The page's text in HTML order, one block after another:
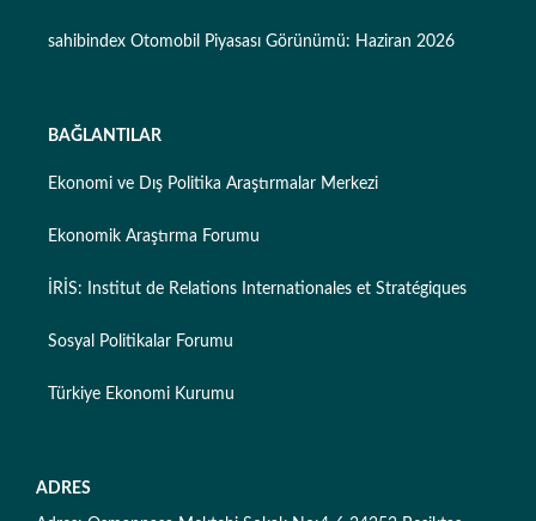
sahibindex Otomobil Piyasası Görünümü: Haziran 2026
BAĞLANTILAR
Ekonomi ve Dış Politika Araştırmalar Merkezi
Ekonomik Araştırma Forumu
İRİS: Institut de Relations Internationales et Stratégiques
Sosyal Politikalar Forumu
Türkiye Ekonomi Kurumu
ADRES